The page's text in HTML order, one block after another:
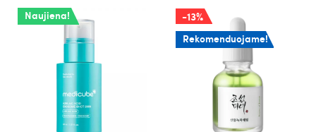
Naujiena! -13%
Rekomenduojame!